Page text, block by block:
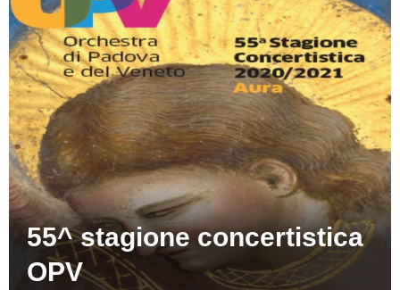
55^ stagione concertistica
OPV